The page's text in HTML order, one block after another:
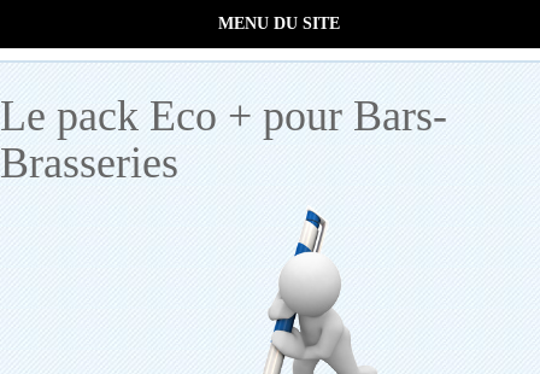
MENU DU SITE
Le pack Eco + pour Bars-
Brasseries